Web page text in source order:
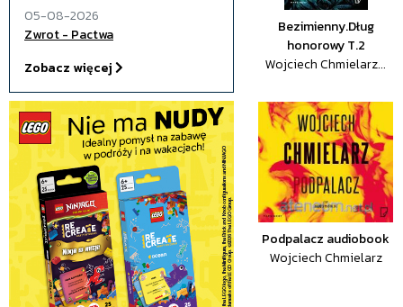
05-08-2026
Zwrot - Pactwa
Zobacz więcej
Bezimienny.Dług
honorowy T.2
Wojciech Chmielarz...
Podpalacz audiobook
Wojciech Chmielarz